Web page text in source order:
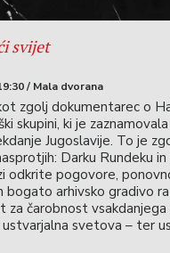
svijet
/ Mala dvorana
zgolj dokumentarec o
skupini, ki je zaznamovala
Jugoslavije. To je
Darku Rundeku in
odkrite pogovore,
bogato arhivsko gradivo
za čarobnost vsakdanjega
ustvarjalna svetova – ter